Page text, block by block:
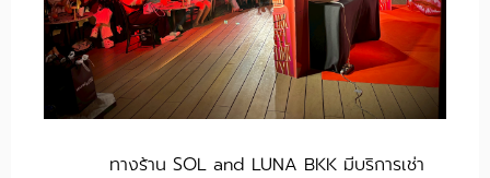
ทางร้าน SOL and LUNA BKK มีบริการเช่า